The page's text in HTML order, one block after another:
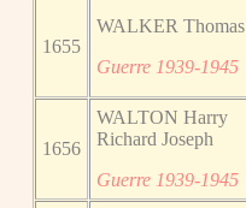
1655
WALKER Thomas
Guerre 1939-1945
1656
WALTON Harry
Richard Joseph
Guerre 1939-1945